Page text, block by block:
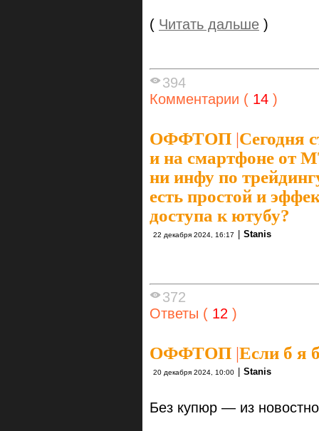
( Читать дальше )
394
Комментарии ( 14 )
ОФФТОП |Сегодня
и на смартфоне от
ни инфу по
есть простой и
доступа к ютубу?
22 декабря 2024, 16:17 Stanis
372
Ответы ( 12 )
ОФФТОП |Если б я
20 декабря 2024, 10:00 Stanis
Без купюр — из